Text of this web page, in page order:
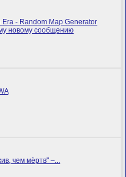
- Random Map Generator
чем мёртв" –...